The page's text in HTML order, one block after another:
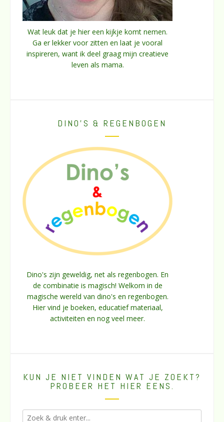
Wat leuk dat je hier een kijkje komt nemen.
Ga er lekker voor zitten en laat je vooral
inspireren, want ik deel graag mijn creatieve
leven als mama.
DINO’S & REGENBOGEN
Dino's zijn geweldig, net als regenbogen. En
de combinatie is magisch! Welkom in de
magische wereld van dino's en regenbogen.
Hier vind je boeken, educatief materiaal,
activiteiten en nog veel meer.
KUN JE NIET VINDEN WAT JE ZOEKT?
PROBEER HET HIER EENS.